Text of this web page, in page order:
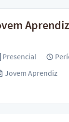
Presencial
Jovem Aprendiz